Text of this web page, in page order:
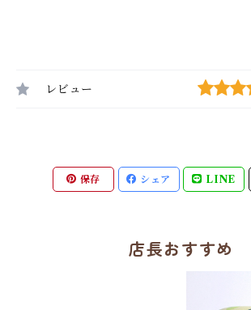
レビュー
保存 シェア LINE
店長おすすめ